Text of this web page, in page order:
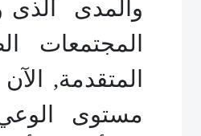
والمدى الذى
المجتمعات
المتقدمة,
مستوى الوعي